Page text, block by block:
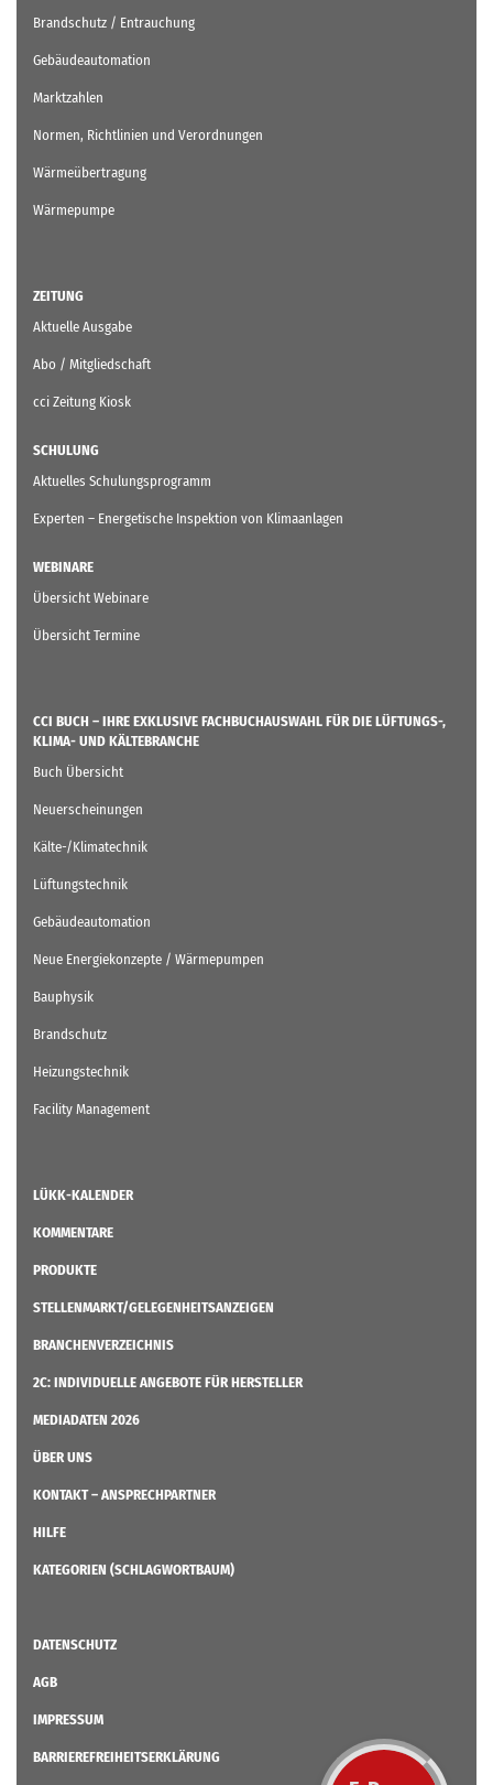
Brandschutz / Entrauchung
Gebäudeautomation
Marktzahlen
Normen, Richtlinien und Verordnungen
Wärmeübertragung
Wärmepumpe
ZEITUNG
Aktuelle Ausgabe
Abo / Mitgliedschaft
cci Zeitung Kiosk
SCHULUNG
Aktuelles Schulungsprogramm
Experten – Energetische Inspektion von Klimaanlagen
WEBINARE
Übersicht Webinare
Übersicht Termine
CCI BUCH – IHRE EXKLUSIVE FACHBUCHAUSWAHL FÜR DIE LÜFTUNGS-,
KLIMA- UND KÄLTEBRANCHE
Buch Übersicht
Neuerscheinungen
Kälte-/Klimatechnik
Lüftungstechnik
Gebäudeautomation
Neue Energiekonzepte / Wärmepumpen
Bauphysik
Brandschutz
Heizungstechnik
Facility Management
LÜKK-KALENDER
KOMMENTARE
PRODUKTE
STELLENMARKT/GELEGENHEITSANZEIGEN
BRANCHENVERZEICHNIS
2C: INDIVIDUELLE ANGEBOTE FÜR HERSTELLER
MEDIADATEN 2026
ÜBER UNS
KONTAKT – ANSPRECHPARTNER
HILFE
KATEGORIEN (SCHLAGWORTBAUM)
DATENSCHUTZ
AGB
IMPRESSUM
BARRIEREFREIHEITSERKLÄRUNG